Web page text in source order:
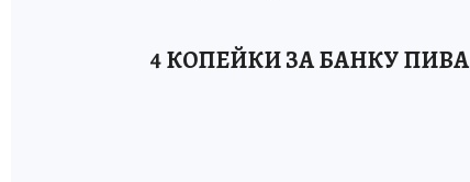
4 КОПЕЙКИ ЗА БАНКУ ПИВА